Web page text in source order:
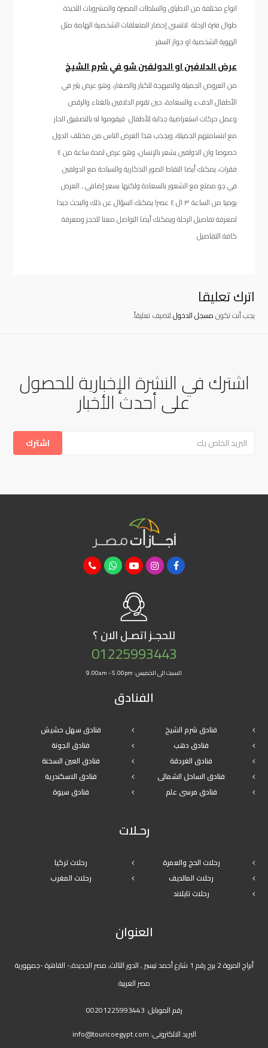
انواع مختلفة من الاطباق والسلطات المميزة والمشروبات اللذيذة
طوال فترة الرحلة .لاتنسي إحضار المتعلقات الشخصية الهامة مثل
الهوية الشخصية او جواز السفر
عرض الدلافين او الدولفين شو في شرم الشيخ
من العروض الجميلة والمبهجة للكبار والصغار، وهو عرض يثير في
الأطفال الدفء والسعادة، حين تقوم الدلافين بالغناء والرقص
وعمل حركات استعراضية جذابة للأطفال فيقوموا له بالتصفيق الحار
مع ابتسامتهم الجميلة، ويجذب هذا العرض الناس من مختلف الدول
خصوصا وان الدولفين يشعر بالإنسان، وهو عرض لمدة ساعة من ٤
فقرات، يمكنك أيضا التقاط الصور التذكارية والسباحة مع الدولفين
في جو ممتع مع الشعور بالسعادة ولكنها بسعر إضافي , العرض
يوميا من الساعة ٣ ال ٤ عصرا يمكنك السؤال عن ذلك والبحث جيدا
لمعرفة تفاصيل الرحلة ويمكنك أيضا التواصل معنا للحجز ومعرفة
كافة التفاصيل
اترك تعليقا
يجب أنت تكونمسجل الدخوللتضيف تعليقاً.
اشترك في النشرة الإخبارية للحصول
على أحدث الأخبار
للحجـزاتصـل الان ؟
01225993443
السبت الى الخميس: 9.00am - 5.00pm
الفنادق
فنادق شرم الشيخ
فنادق سهل حشيش
فنادق دهب
فنادق الجونة
فنادق الغردقة
فنادق العين السخنة
فنادق الساحل الشمالى
فنادق الاسكندرية
فنادق مرسى علم
فنادق سيوة
رحـلات
رحلات الحج والعمرة
رحلات تركيا
رحلات المالديف
رحلات المغرب
رحلات تايلاند
العنوان
أبراج المروة 2 برج رقم 1 شارع أحمد تيسير , الدور الثالث, مصر الجديدة,- القاهرة -جمهورية
مصر العربية
رقم الموبايل: 00201225993443
البريد الالكترونى: info@touricoegypt.com